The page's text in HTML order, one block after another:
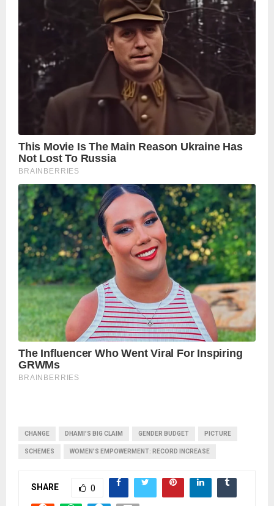
CHANGE DHAMI'S BIG CLAIM GENDER BUDGET PICTURE
SCHEMES WOMEN'S EMPOWERMENT: RECORD INCREASE
SHARE 0